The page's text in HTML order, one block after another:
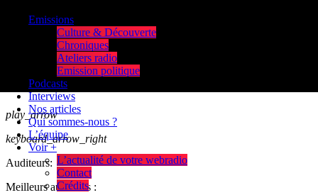
play_arrow
keyboard_arrow_right
Auditeurs:
Meilleurs auditeurs :
Emissions
Culture & Découverte
Chroniques
Ateliers radio
Emission politique
Podcasts
Interviews
Nos articles
Qui sommes-nous ?
L’équipe
Voir +
L’actualité de votre webradio
Contact
Crédits